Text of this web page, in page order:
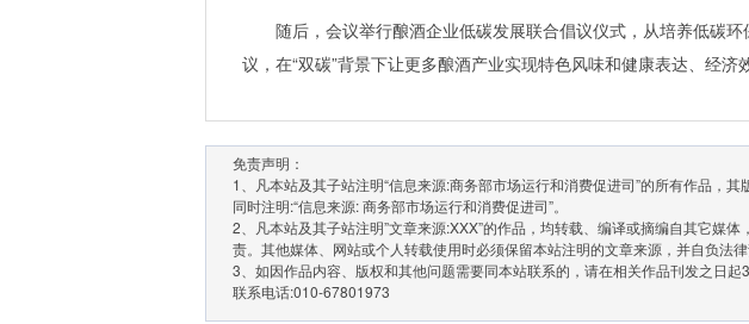
随后，会议举行酿酒企业低碳发展联合倡议仪式，从培养低碳
议，在“双碳”背景下让更多酿酒产业实现特色风味和健康表达、经济
免责声明：
1、凡本站及其子站注明“信息来源:商务部市场运行和消费促进司”的所有作品，
同时注明:“信息来源: 商务部市场运行和消费促进司”。
2、凡本站及其子站注明”文章来源:XXX”的作品，均转载、编译或摘编自其它媒
责。其他媒体、网站或个人转载使用时必须保留本站注明的文章来源，并自负法律
3、如因作品内容、版权和其他问题需要同本站联系的，请在相关作品刊发之日起
联系电话:010-67801973